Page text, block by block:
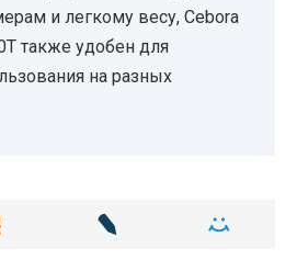
и легкому весу, Cebora
также удобен для
на разных